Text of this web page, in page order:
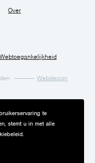
Over
Webtoegankelijkheid
Webdesign
te
stemt u in met alle